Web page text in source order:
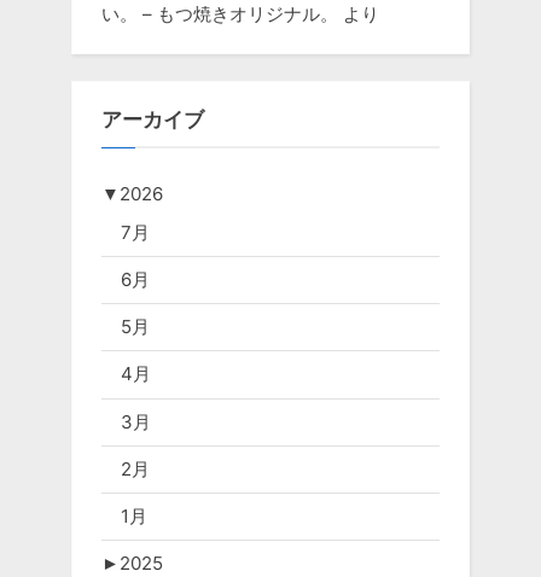
い。 – もつ焼きオリジナル。
より
アーカイブ
▼ 2026
7月
6月
5月
4月
3月
2月
1月
► 2025